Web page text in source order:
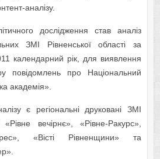
аналізу.
дослідження став аналіз
ЗМІ Рівненської області за
календарний рік, для виявлення
повідомлень про Національний
академія».
є регіональні друковані ЗМІ
«Рівне вечірнє», «Рівне-Ракурс»,
«Вісті Рівненщини» та